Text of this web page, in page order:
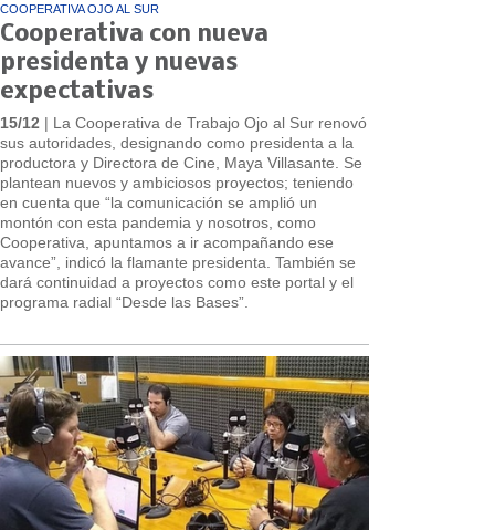
COOPERATIVA OJO AL SUR
Cooperativa con nueva
presidenta y nuevas
expectativas
15/12 | La Cooperativa de Trabajo Ojo al Sur renovó
sus autoridades, designando como presidenta a la
productora y Directora de Cine, Maya Villasante. Se
plantean nuevos y ambiciosos proyectos; teniendo
en cuenta que “la comunicación se amplió un
montón con esta pandemia y nosotros, como
Cooperativa, apuntamos a ir acompañando ese
avance”, indicó la flamante presidenta. También se
dará continuidad a proyectos como este portal y el
programa radial “Desde las Bases”.